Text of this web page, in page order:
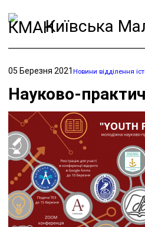
Київська
05 Березня 2021 Новини відділення
Науково-